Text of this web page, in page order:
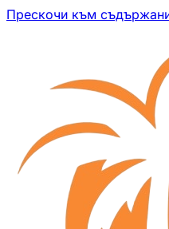
Прескочи към